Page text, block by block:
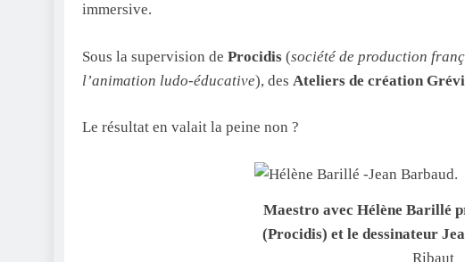
immersive.
Sous la supervision de Procidis (société de production
l’animation ludo-éducative), des Ateliers de création
Le résultat en valait la peine non ?
Maestro avec Hélène Barillé
(Procidis) et le dessinateur
Ribaut